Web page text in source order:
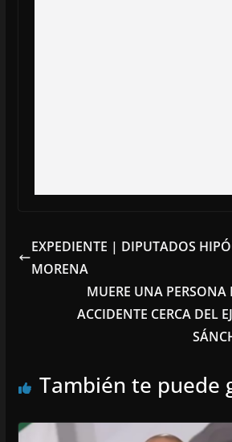
EXPEDIENTE | DIPUTADOS
MORENA
MUERE UNA PERSONA
ACCIDENTE CERCA DEL
También te puede